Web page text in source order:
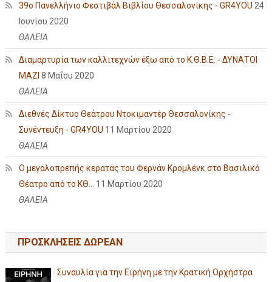
39ο Πανελλήνιο Φεστιβάλ Βιβλίου Θεσσαλονίκης - GR4YOU 24
Ιουνίου 2020
ΘΑΛΕΙΑ
Διαμαρτυρία των καλλιτεχνών έξω από το Κ.Θ.Β.Ε. - ΔΥΝΑΤΟΙ
ΜΑΖΙ 8 Μαΐου 2020
ΘΑΛΕΙΑ
Διεθνές Δίκτυο Θεάτρου Ντοκιμαντέρ Θεσσαλονίκης -
Συνέντευξη - GR4YOU 11 Μαρτίου 2020
ΘΑΛΕΙΑ
Ο μεγαλοπρεπής κερατάς του Φερνάν Κρομλένκ στο Βασιλικό
Θέατρο από το ΚΘ... 11 Μαρτίου 2020
ΘΑΛΕΙΑ
ΠΡΟΣΚΛΗΣΕΙΣ ΔΩΡΕΑΝ
Συναυλία για την Ειρήνη με την Κρατική Ορχήστρα